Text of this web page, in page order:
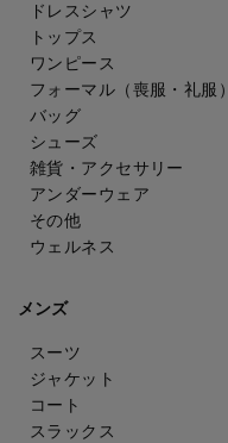
ドレスシャツ
トップス
ワンピース
フォーマル（喪服・礼服）
バッグ
シューズ
雑貨・アクセサリー
アンダーウェア
その他
ウェルネス
メンズ
スーツ
ジャケット
コート
スラックス